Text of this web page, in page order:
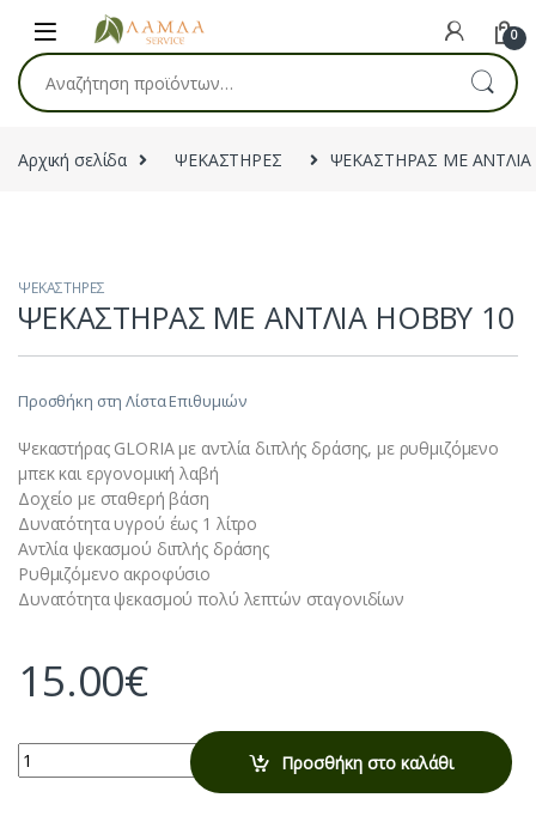
Skip to navigation
Skip to content
0
Αναζήτηση για:
Αρχική σελίδα ΨΕΚΑΣΤΗΡΕΣ ΨΕΚΑΣΤΗΡΑΣ ΜΕ ΑΝΤΛΙΑ
ΨΕΚΑΣΤΗΡΕΣ
ΨΕΚΑΣΤΗΡΑΣ ΜΕ ΑΝΤΛΙΑ HOBBY 10
Προσθήκη στη Λίστα Επιθυμιών
Ψεκαστήρας GLORIA με αντλία διπλής δράσης, με ρυθμιζόμενο
μπεκ και εργονομική λαβή
Δοχείο με σταθερή βάση
Δυνατότητα υγρού έως 1 λίτρο
Αντλία ψεκασμού διπλής δράσης
Ρυθμιζόμενο ακροφύσιο
Δυνατότητα ψεκασμού πολύ λεπτών σταγονιδίων
15.00€
Quantity Προσθήκη στο καλάθι